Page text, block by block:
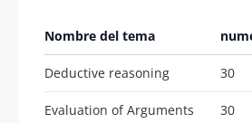
Nombre del tema
Deductive reasoning 30
Evaluation of Arguments 30